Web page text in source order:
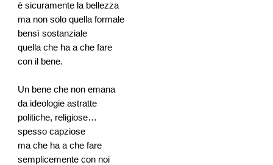
è sicuramente la bellezza
ma non solo quella formale
bensì sostanziale
quella che ha a che fare
con il bene.
Un bene che non emana
da ideologie astratte
politiche, religiose…
spesso capziose
ma che ha a che fare
semplicemente con noi